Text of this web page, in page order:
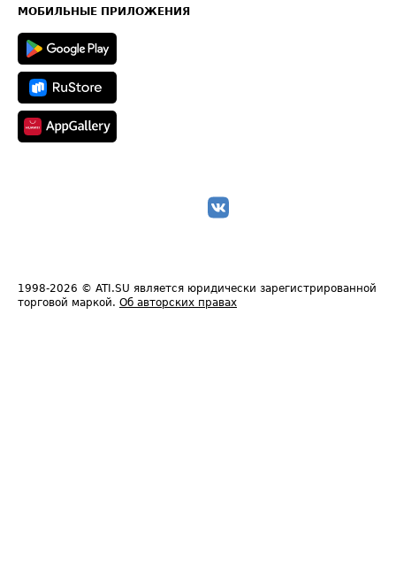
Техническая информация
МОБИЛЬНЫЕ ПРИЛОЖЕНИЯ
1998-2026 © ATI.SU является юридически зарегистрированной
торговой маркой. Об авторских правах